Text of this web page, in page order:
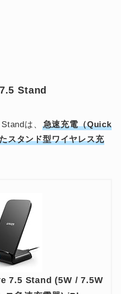
Stand
は、
急速充電（Quick
スタンド型ワイヤレス充
7.5 Stand (5W / 7.5W